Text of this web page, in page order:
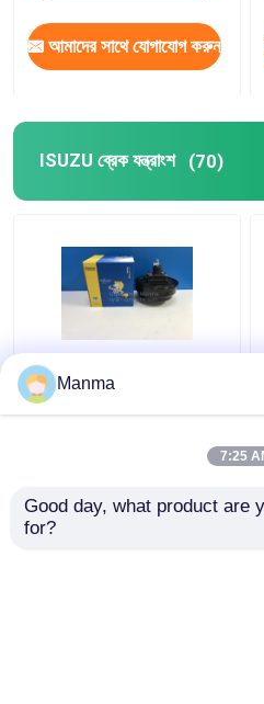
জেএমসি অটো পার্টস
JAC খুচরা যন্ত্রাংশ
ইঞ্জিন সিলিন্ডার লাইনার
ছোঁ ডিস্ক
ট্রাক এয়ার ফিল্টার
আমাদের সাথে যোগাযোগ করুন
ISUZU ব্রেক যন্ত্রাংশ (70)
মামুর ব্রেক বুস্টার ISUZU ট্রাক
NKR NPR NQR 8-
Manma
7:25
Good day, what product are
for?